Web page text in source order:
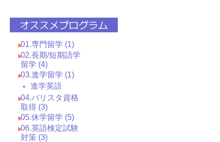
オススメプログラム
01.専門留学 (1)
02.長期/短期語学
留学 (4)
03.進学留学 (1)
進学英語
04.バリスタ資格
取得 (3)
05.休学留学 (5)
06.英語検定試験
対策 (3)